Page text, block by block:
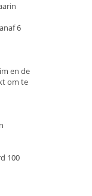
6
en de
om te
100